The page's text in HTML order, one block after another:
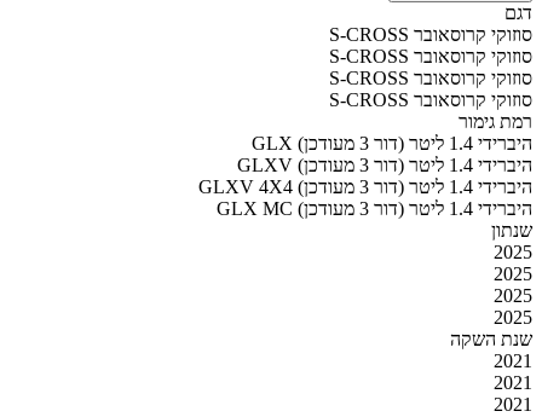
דגם
סוזוקי קרוסאובר S-CROSS
סוזוקי קרוסאובר S-CROSS
סוזוקי קרוסאובר S-CROSS
סוזוקי קרוסאובר S-CROSS
רמת גימור
GLX היברידי 1.4 ליטר (דור 3 מעודכן)
GLXV היברידי 1.4 ליטר (דור 3 מעודכן)
GLXV 4X4 היברידי 1.4 ליטר (דור 3 מעודכן)
GLX MC היברידי 1.4 ליטר (דור 3 מעודכן)
שנתון
2025
2025
2025
2025
שנת השקה
2021
2021
2021